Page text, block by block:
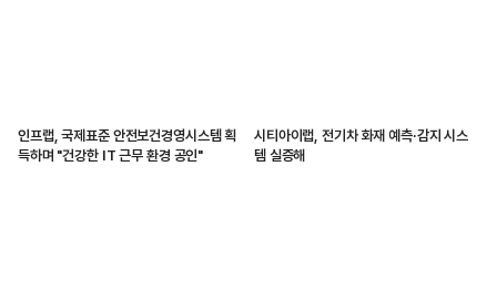
인프랩, 국제표준 안전보건경영시스템 획
득하며 "건강한 IT 근무 환경 공인"
시티아이랩, 전기차 화재 예측·감지 시스
템 실증해